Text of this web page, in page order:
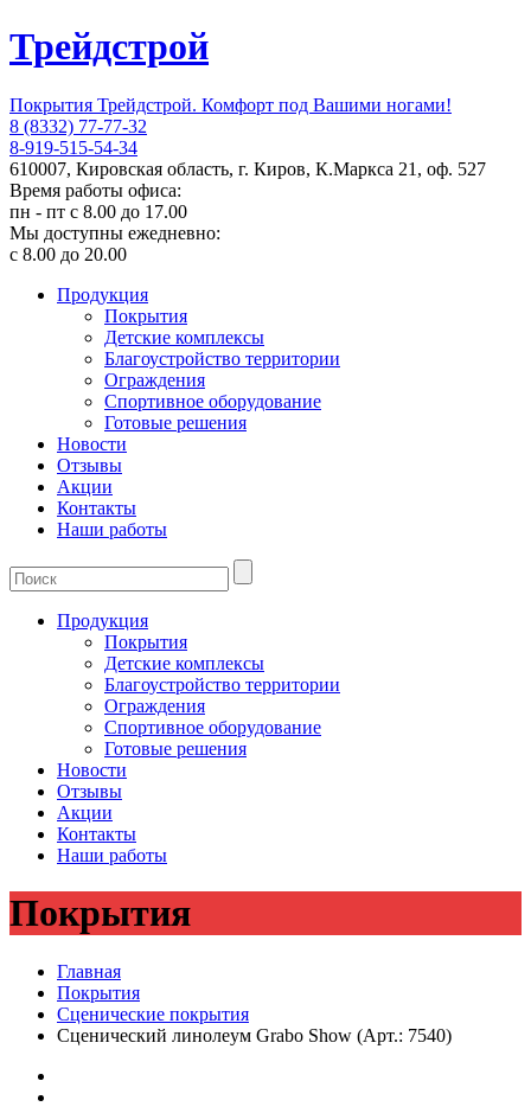
Трейдстрой
Покрытия Трейдстрой. Комфорт под Вашими ногами!
8 (8332) 77-77-32
8-919-515-54-34
610007, Кировская область, г. Киров, К.Маркса 21, оф. 527
Время работы офиса:
пн - пт с 8.00 до 17.00
Мы доступны ежедневно:
с 8.00 до 20.00
Продукция
Покрытия
Детские комплексы
Благоустройство территории
Ограждения
Спортивное оборудование
Готовые решения
Новости
Отзывы
Акции
Контакты
Наши работы
Продукция
Покрытия
Детские комплексы
Благоустройство территории
Ограждения
Спортивное оборудование
Готовые решения
Новости
Отзывы
Акции
Контакты
Наши работы
Покрытия
Главная
Покрытия
Сценические покрытия
Сценический линолеум Grabo Show (Арт.: 7540)